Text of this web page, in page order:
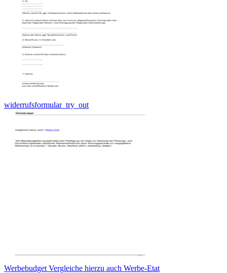
widerrufsformular_try_out
Werbebudget Vergleiche hierzu auch Werbe-Etat